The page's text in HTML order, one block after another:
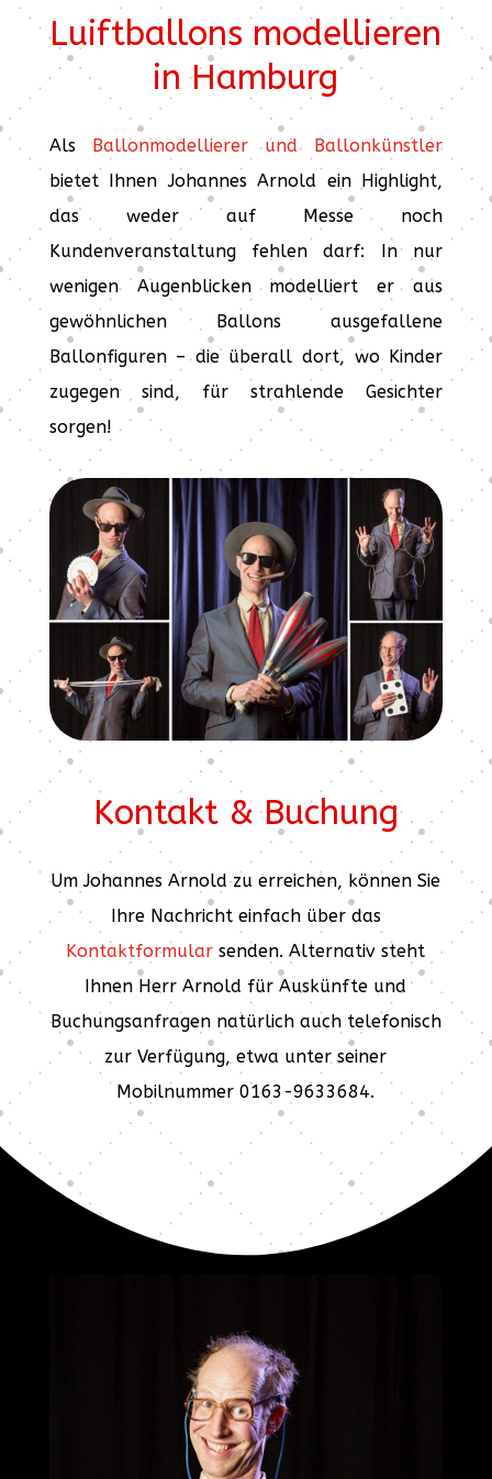
Luiftballons modellieren
in Hamburg
Als Ballonmodellierer und Ballonkünstler
bietet Ihnen Johannes Arnold ein Highlight,
das weder auf Messe noch
Kundenveranstaltung fehlen darf: In nur
wenigen Augenblicken modelliert er aus
gewöhnlichen Ballons ausgefallene
Ballonfiguren – die überall dort, wo Kinder
zugegen sind, für strahlende Gesichter
sorgen!
Kontakt & Buchung
Um Johannes Arnold zu erreichen, können Sie
Ihre Nachricht einfach über das
Kontaktformular senden. Alternativ steht
Ihnen Herr Arnold für Auskünfte und
Buchungsanfragen natürlich auch telefonisch
zur Verfügung, etwa unter seiner
Mobilnummer 0163-9633684.